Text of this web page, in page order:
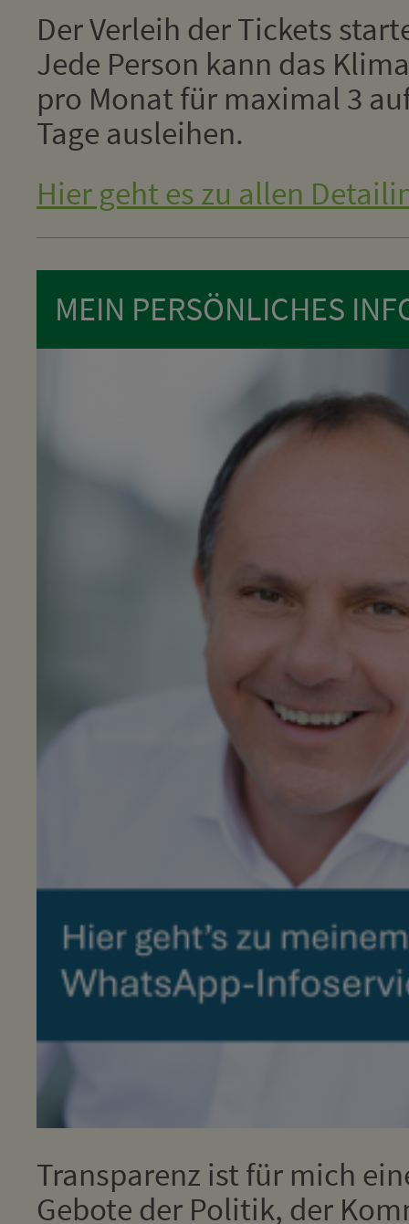
Der Verleih der Tickets
Jede Person kann das
pro Monat für maximal 3
Tage ausleihen.
Hier geht es zu allen
MEIN PERSÖNLICHES
Transparenz ist für mich
Gebote der Politik, der